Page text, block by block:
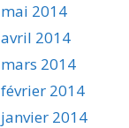
mai 2014
avril 2014
mars 2014
février 2014
janvier 2014